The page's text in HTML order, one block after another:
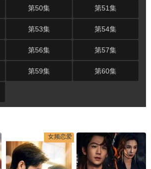
第50集 第51集
第53集 第54集
第56集 第57集
第59集 第60集
女频恋爱